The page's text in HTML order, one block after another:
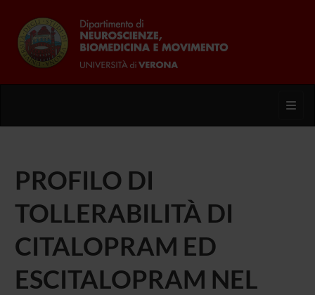
PROFILO DI
TOLLERABILITÀ DI
CITALOPRAM ED
ESCITALOPRAM NEL